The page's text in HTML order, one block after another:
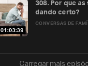
01:03:39
CONVERSAS DE
308. Por que
dando certo?
Carregar mais